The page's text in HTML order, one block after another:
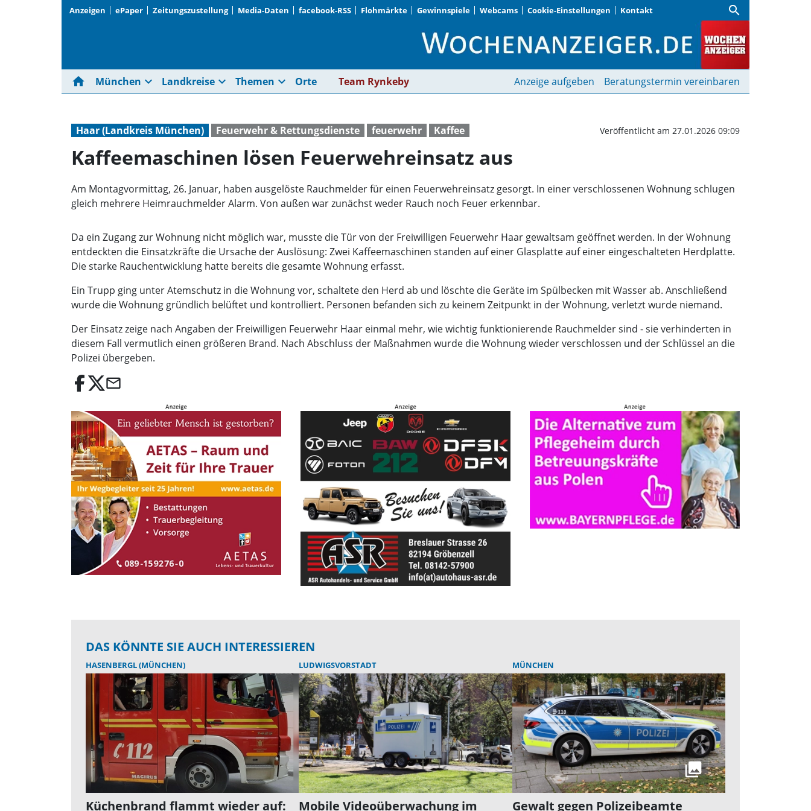
Anzeigen ePaper Zeitungszustellung Media-Daten facebook-RSS Flohmärkte Gewinnspiele Webcams Cookie-Einstellungen Kontakt search
Kaffeemaschinen lösen Feuerwehreinsatz
home München expand_more Landkreise expand_more Themen expand_more Orte Team Rynkeby Anzeige aufgeben Beratungstermin vereinbaren
Haar (Landkreis München) Feuerwehr & Rettungsdienste feuerwehr Kaffee Veröffentlicht am 27.01.2026 09:09
Kaffeemaschinen lösen Feuerwehreinsatz aus
Am Montagvormittag, 26. Januar, haben ausgelöste Rauchmelder für einen Feuerwehreinsatz gesorgt. In einer verschlossenen Wohnung schlugen
gleich mehrere Heimrauchmelder Alarm. Von außen war zunächst weder Rauch noch Feuer erkennbar.
Da ein Zugang zur Wohnung nicht möglich war, musste die Tür von der Freiwilligen Feuerwehr Haar gewaltsam geöffnet werden. In der Wohnung
entdeckten die Einsatzkräfte die Ursache der Auslösung: Zwei Kaffeemaschinen standen auf einer Glasplatte auf einer eingeschalteten Herdplatte.
Die starke Rauchentwicklung hatte bereits die gesamte Wohnung erfasst.
Ein Trupp ging unter Atemschutz in die Wohnung vor, schaltete den Herd ab und löschte die Geräte im Spülbecken mit Wasser ab. Anschließend
wurde die Wohnung gründlich belüftet und kontrolliert. Personen befanden sich zu keinem Zeitpunkt in der Wohnung, verletzt wurde niemand.
Der Einsatz zeige nach Angaben der Freiwilligen Feuerwehr Haar einmal mehr, wie wichtig funktionierende Rauchmelder sind - sie verhinderten in
diesem Fall vermutlich einen größeren Brand. Nach Abschluss der Maßnahmen wurde die Wohnung wieder verschlossen und der Schlüssel an die
Polizei übergeben.
email
DAS KÖNNTE SIE AUCH INTERESSIEREN
HASENBERGL (MÜNCHEN)
Küchenbrand flammt wieder auf:
LUDWIGSVORSTADT
Mobile Videoüberwachung im
MÜNCHEN
Gewalt gegen Polizeibeamte